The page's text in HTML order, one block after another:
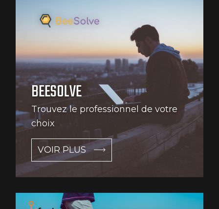
BEESOLVE
Trouvez le professionnel de votre
choix
VOIR PLUS